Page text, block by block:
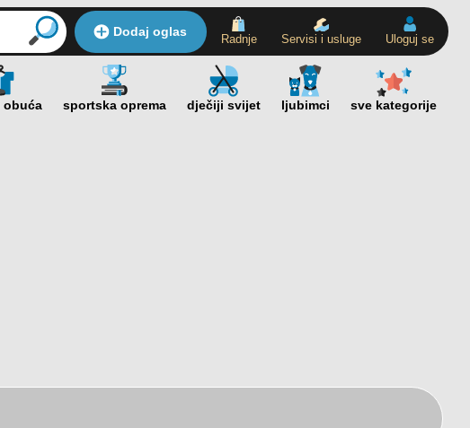
Dodaj oglas
Radnje Servisi i usluge Uloguj se